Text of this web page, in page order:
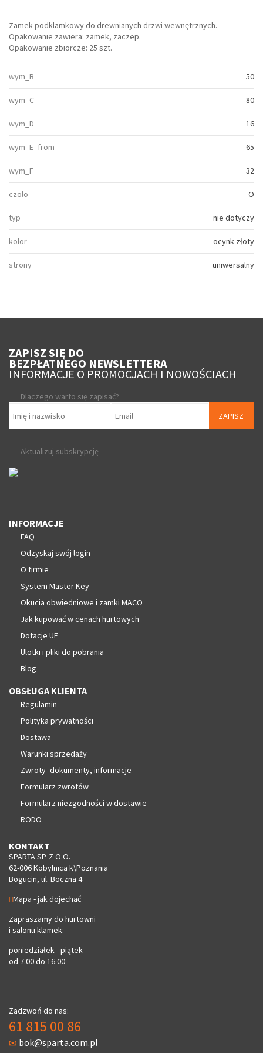
Zamek podklamkowy do drewnianych drzwi wewnętrznych.
Opakowanie zawiera: zamek, zaczep.
Opakowanie zbiorcze: 25 szt.
wym_B 50
wym_C 80
wym_D 16
wym_E_from 65
wym_F 32
czolo O
typ nie dotyczy
kolor ocynk złoty
strony uniwersalny
ZAPISZ SIĘ DO
BEZPŁATNEGO NEWSLETTERA
INFORMACJE O PROMOCJACH I NOWOŚCIACH
Dlaczego warto się zapisać?
ZAPISZ
Aktualizuj subskrypcję
INFORMACJE
FAQ
Odzyskaj swój login
O firmie
System Master Key
Okucia obwiedniowe i zamki MACO
Jak kupować w cenach hurtowych
Dotacje UE
Ulotki i pliki do pobrania
Blog
OBSŁUGA KLIENTA
Regulamin
Polityka prywatności
Dostawa
Warunki sprzedaży
Zwroty- dokumenty, informacje
Formularz zwrotów
Formularz niezgodności w dostawie
RODO
KONTAKT
SPARTA SP. Z O.O.
62-006 Kobylnica k\Poznania
Bogucin, ul. Boczna 4
Mapa - jak dojechać
Zapraszamy do hurtowni
i salonu klamek:
poniedziałek - piątek
od 7.00 do 16.00
Zadzwoń do nas:
61 815 00 86
bok@sparta.com.pl